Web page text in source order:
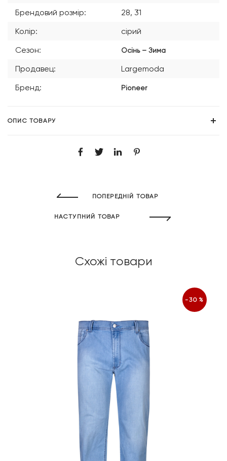
Брендовий розмір:
28, 31
Колір:
сірий
Сезон:
Осінь – Зима
Продавец:
Largemoda
Бренд:
Pioneer
ОПИС ТОВАРУ
ПОПЕРЕДНІЙ ТОВАР
НАСТУПНИЙ ТОВАР
Схожі товари
-30%